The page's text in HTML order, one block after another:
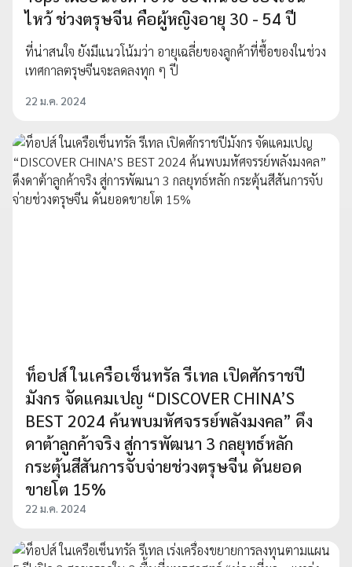
ไหว้ ช่วงตรุษจีน คือผู้หญิงอายุ 30 - 54 ปี
ที่น่าสนใจ ยังมีแนวโน้มว่า อายุเฉลี่ยของลูกค้าที่ซื้อของในช่วง
เทศกาลตรุษจีนจะลดลงทุก ๆ ปี
22 ม.ค. 2024
ท็อปส์ ในเครือเซ็นทรัล รีเทล เปิดศักราชปี
มังกร จัดแคมเปญ “DISCOVER CHINA’S
BEST 2024 ค้นพบมหัศจรรย์พลังมงคล” ดึง
ดาต้าลูกค้าจริง สู่การพัฒนา 3 กลยุทธ์หลัก
กระตุ้นสีสันการจับจ่ายช่วงตรุษจีน ดันยอด
ขายโต 15%
22 ม.ค. 2024